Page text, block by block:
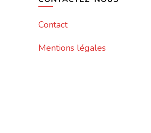
Contact
Mentions légales